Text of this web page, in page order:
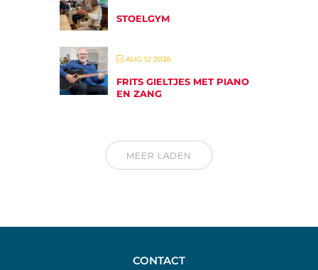
STOELGYM
AUG 12 2026
FRITS GIELTJES MET PIANO
EN ZANG
MEER LADEN
CONTACT